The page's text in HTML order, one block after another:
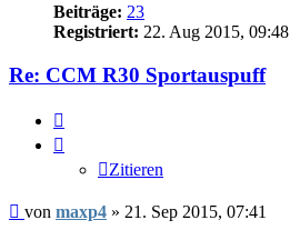
Beiträge: 23
Registriert: 22. Aug 2015, 09:48
Re: CCM R30 Sportauspuff
Zitieren
Beitrag
von maxp4 » 21. Sep 2015, 07:41